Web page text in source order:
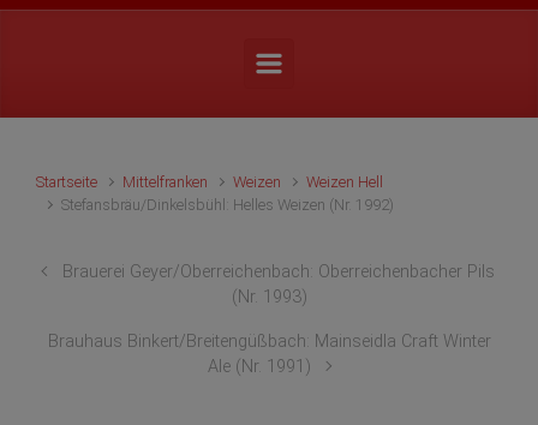
Startseite Mittelfranken Weizen
Weizen Hell
Stefansbräu/Dinkelsbühl: Helles Weizen (Nr. 1992)
Brauerei Geyer/Oberreichenbach: Oberreichenbacher Pils
(Nr. 1993)
Brauhaus Binkert/Breitengüßbach: Mainseidla Craft Winter
Ale (Nr. 1991)